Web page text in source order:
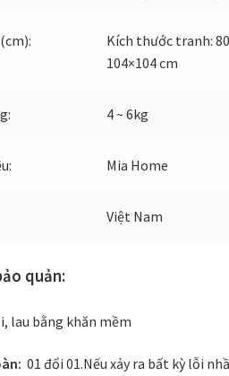
Kích thước tranh:
104×104 cm
4 ~ 6kg
Mia Home
Việt Nam
quản:
lau bằng khăn mềm
01 đổi 01.Nếu xảy ra bất kỳ lỗi